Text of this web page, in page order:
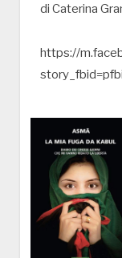
di Caterina
https://